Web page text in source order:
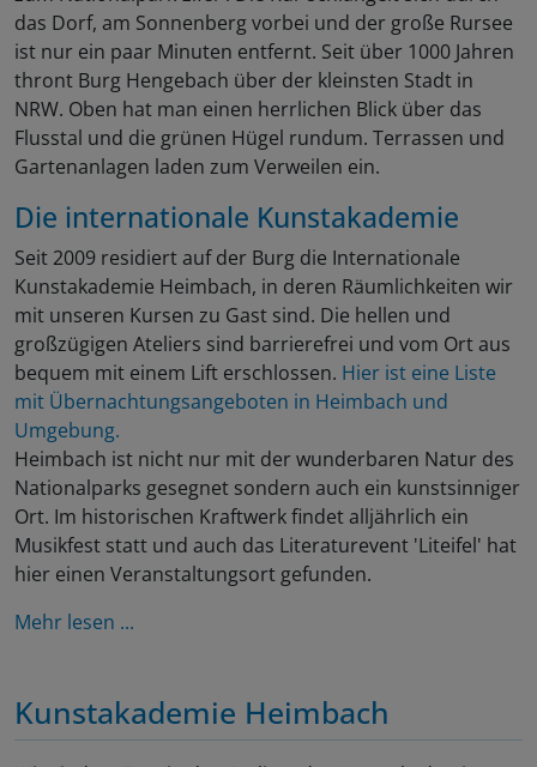
das Dorf, am Sonnenberg vorbei und der große Rursee
ist nur ein paar Minuten entfernt. Seit über 1000 Jahren
thront Burg Hengebach über der kleinsten Stadt in
NRW. Oben hat man einen herrlichen Blick über das
Flusstal und die grünen Hügel rundum. Terrassen und
Gartenanlagen laden zum Verweilen ein.
Die internationale Kunstakademie
Seit 2009 residiert auf der Burg die Internationale
Kunstakademie Heimbach, in deren Räumlichkeiten wir
mit unseren Kursen zu Gast sind. Die hellen und
großzügigen Ateliers sind barrierefrei und vom Ort aus
bequem mit einem Lift erschlossen. Hier ist eine Liste
mit Übernachtungsangeboten in Heimbach und
Umgebung.
Heimbach ist nicht nur mit der wunderbaren Natur des
Nationalparks gesegnet sondern auch ein kunstsinniger
Ort. Im historischen Kraftwerk findet alljährlich ein
Musikfest statt und auch das Literaturevent 'Liteifel' hat
hier einen Veranstaltungsort gefunden.
Mehr lesen ...
Kunstakademie Heimbach